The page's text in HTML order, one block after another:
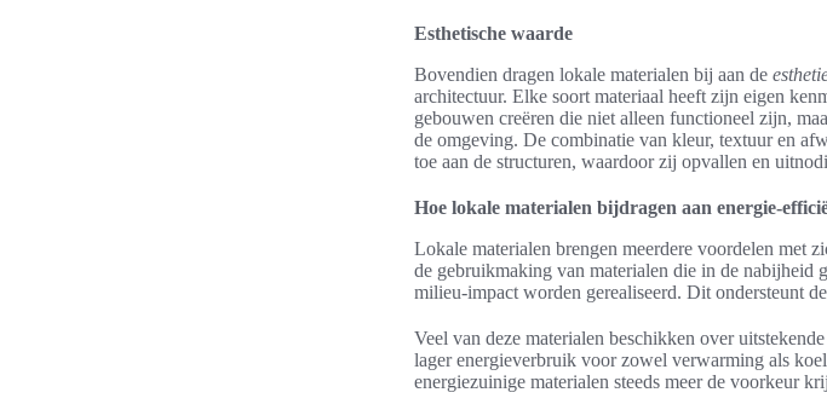
Esthetische waarde
Bovendien dragen lokale materialen bij aan de
architectuur. Elke soort materiaal heeft zijn eigen
gebouwen creëren die niet alleen functioneel zijn,
de omgeving. De combinatie van kleur, textuur en
toe aan de structuren, waardoor zij opvallen en
Hoe lokale materialen bijdragen aan energie-
Lokale materialen brengen meerdere voordelen met
de gebruikmaking van materialen die in de nabijheid
milieu-impact worden gerealiseerd. Dit ondersteunt
Veel van deze materialen beschikken over
lager energieverbruik voor zowel verwarming als
energiezuinige materialen steeds meer de voorkeur